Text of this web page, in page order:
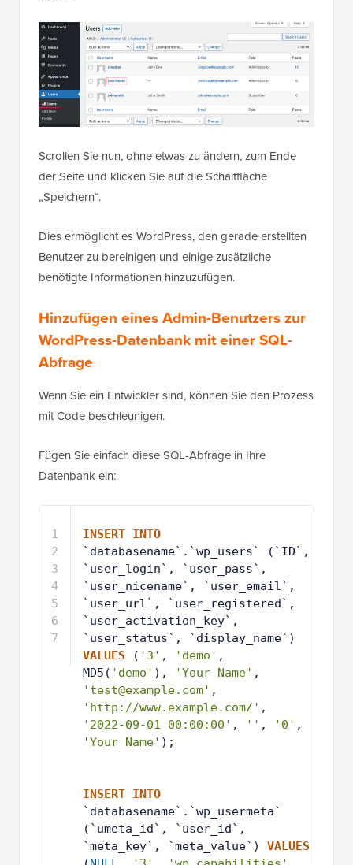
Scrollen Sie nun, ohne etwas zu ändern, zum Ende
der Seite und klicken Sie auf die Schaltfläche
„Speichern“.
Dies ermöglicht es WordPress, den gerade erstellten
Benutzer zu bereinigen und einige zusätzliche
benötigte Informationen hinzuzufügen.
Hinzufügen eines Admin-Benutzers zur
WordPress-Datenbank mit einer SQL-
Abfrage
Wenn Sie ein Entwickler sind, können Sie den Prozess
mit Code beschleunigen.
Fügen Sie einfach diese SQL-Abfrage in Ihre
Datenbank ein:
1 INSERT INTO
`databasename`.`wp_users` (`ID`,
`user_login`, `user_pass`,
`user_nicename`, `user_email`,
`user_url`, `user_registered`,
`user_activation_key`,
VALUES
( '3' , 'demo' ,
MD5( 'demo' ), 'Your Name'
'test@example.com'
'http://www.example.com/'
'2022-09-01 00:00:00' , '' , '0'
'Your Name' );
INSERT INTO
`databasename`.`wp_usermeta`
(`umeta_id`, `user_id`,
`meta_key`, `meta_value`) VALUES